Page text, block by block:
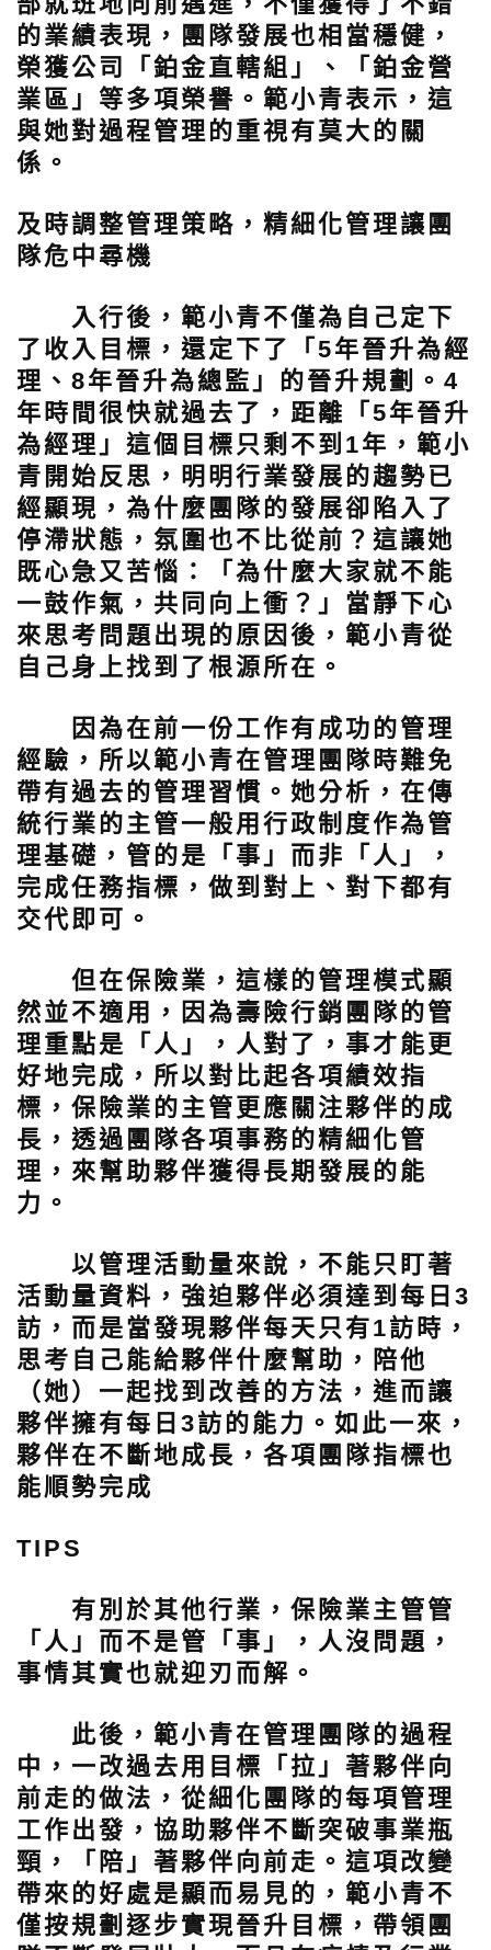
的業績表現，團隊發展也相當穩健，
榮獲公司「鉑金直轄組」、「鉑金營
業區」等多項榮譽。範小青表示，這
與她對過程管理的重視有莫大的關
係。
及時調整管理策略，精細化管理讓團
隊危中尋機
入行後，範小青不僅為自己定下
了收入目標，還定下了「5年晉升為經
理、8年晉升為總監」的晉升規劃。4
年時間很快就過去了，距離「5年晉升
為經理」這個目標只剩不到1年，範小
青開始反思，明明行業發展的趨勢已
經顯現，為什麼團隊的發展卻陷入了
停滯狀態，氛圍也不比從前？這讓她
既心急又苦惱：「為什麼大家就不能
一鼓作氣，共同向上衝？」當靜下心
來思考問題出現的原因後，範小青從
自己身上找到了根源所在。
因為在前一份工作有成功的管理
經驗，所以範小青在管理團隊時難免
帶有過去的管理習慣。她分析，在傳
統行業的主管一般用行政制度作為管
理基礎，管的是「事」而非「人」，
完成任務指標，做到對上、對下都有
交代即可。
但在保險業，這樣的管理模式顯
然並不適用，因為壽險行銷團隊的管
理重點是「人」，人對了，事才能更
好地完成，所以對比起各項績效指
標，保險業的主管更應關注夥伴的成
長，透過團隊各項事務的精細化管
理，來幫助夥伴獲得長期發展的能
力。
以管理活動量來說，不能只盯著
活動量資料，強迫夥伴必須達到每日3
訪，而是當發現夥伴每天只有1訪時，
思考自己能給夥伴什麼幫助，陪他
（她）一起找到改善的方法，進而讓
夥伴擁有每日3訪的能力。如此一來，
夥伴在不斷地成長，各項團隊指標也
能順勢完成
TIPS
有別於其他行業，保險業主管管
「人」而不是管「事」，人沒問題，
事情其實也就迎刃而解。
此後，範小青在管理團隊的過程
中，一改過去用目標「拉」著夥伴向
前走的做法，從細化團隊的每項管理
工作出發，協助夥伴不斷突破事業瓶
頸，「陪」著夥伴向前走。這項改變
帶來的好處是顯而易見的，範小青不
僅按規劃逐步實現晉升目標，帶領團